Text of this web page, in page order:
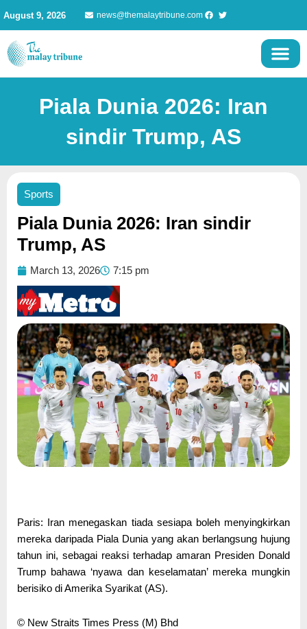
content
August 9, 2026 news@themalaytribune.com
Piala Dunia 2026: Iran
sindir Trump, AS
Sports
Piala Dunia 2026: Iran sindir
Trump, AS
March 13, 2026 7:15 pm
Paris: Iran menegaskan tiada sesiapa boleh menyingkirkan
mereka daripada Piala Dunia yang akan berlangsung hujung
tahun ini, sebagai reaksi terhadap amaran Presiden Donald
Trump bahawa ‘nyawa dan keselamatan’ mereka mungkin
berisiko di Amerika Syarikat (AS).
© New Straits Times Press (M) Bhd